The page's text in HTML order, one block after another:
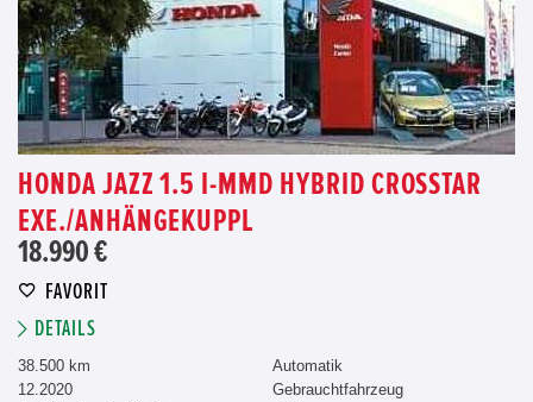
HONDA JAZZ 1.5 I-MMD HYBRID CROSSTAR
EXE./ANHÄNGEKUPPL
18.990 €
FAVORIT
DETAILS
38.500 km
12.2020
Automatik
Gebrauchtfahrzeug